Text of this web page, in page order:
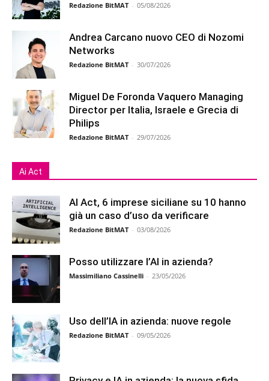
Redazione BitMAT - 05/08/2026
Andrea Carcano nuovo CEO di Nozomi
Networks
Redazione BitMAT - 30/07/2026
Miguel De Foronda Vaquero Managing
Director per Italia, Israele e Grecia di
Philips
Redazione BitMAT - 29/07/2026
Ai Act
AI Act, 6 imprese siciliane su 10 hanno
già un caso d’uso da verificare
Redazione BitMAT - 03/08/2026
Posso utilizzare l’AI in azienda?
Massimiliano Cassinelli - 23/05/2026
Uso dell’IA in azienda: nuove regole
Redazione BitMAT - 09/05/2026